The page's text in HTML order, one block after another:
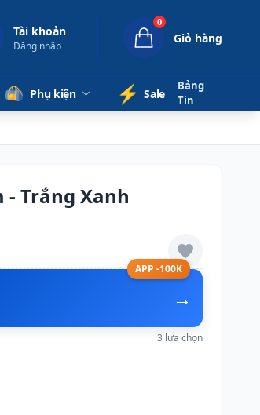
Tài khoản
Đăng nhập
0
Giỏ hàng
Phụ kiện ⚡️ Sale
Bảng
Tin
- Trắng Xanh
APP -100K
→
3 lựa chọn